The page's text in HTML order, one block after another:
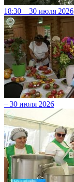
18:30 – 30 июля 2026
– 30 июля 2026